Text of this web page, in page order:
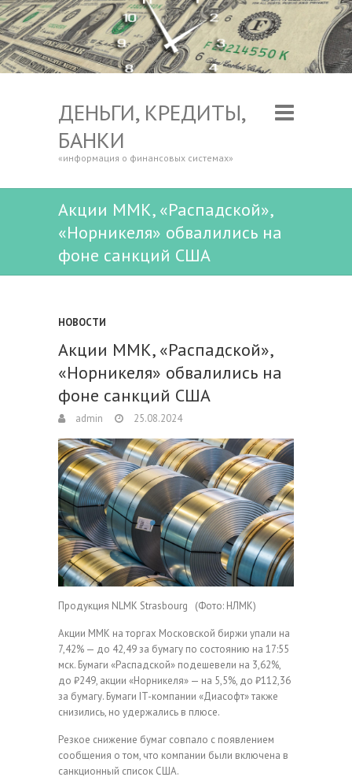
ДЕНЬГИ, КРЕДИТЫ,
БАНКИ
«информация о финансовых системах»
Акции ММК, «Распадской»,
«Норникеля» обвалились на
фоне санкций США
НОВОСТИ
Акции ММК, «Распадской»,
«Норникеля» обвалились на
фоне санкций США
admin 25.08.2024
Продукция NLMK Strasbourg (Фото: НЛМК)
Акции ММК на торгах Московской биржи упали на
7,42% — до 42,49 за бумагу по состоянию на 17:55
мск. Бумаги «Распадской» подешевели на 3,62%,
до ₽249, акции «Норникеля» — на 5,5%, до ₽112,36
за бумагу. Бумаги IT-компании «Диасофт» также
снизились, но удержались в плюсе.
Резкое снижение бумаг совпало с появлением
сообщения о том, что компании были включена в
санкционный список США.